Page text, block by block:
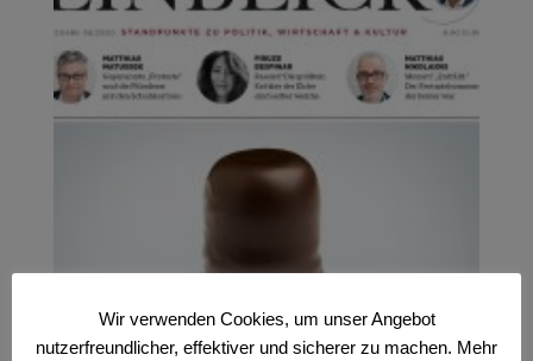
Wir verwenden Cookies, um unser Angebot
nutzerfreundlicher, effektiver und sicherer zu machen. Mehr